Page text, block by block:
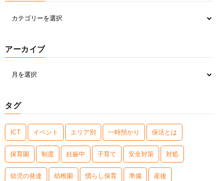
アーカイブ
タグ
ICT イベント エリア別 一時預かり 保活とは
保育園 制度 妊娠中 子育て 安全対策 対処
幼児の発達 幼稚園 慣らし保育 準備 産後